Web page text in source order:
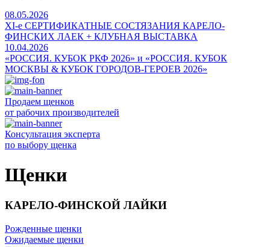
08.05.2026
ХI-е СЕРТИФИКАТНЫЕ СОСТЯЗАНИЯ КАРЕЛО-
ФИНСКИХ ЛАЕК + КЛУБНАЯ ВЫСТАВКА
10.04.2026
«РОССИЯ. КУБОК РКФ 2026» и «РОССИЯ. КУБОК
МОСКВЫ & КУБОК ГОРОДОВ-ГЕРОЕВ 2026»
Продаем щенков
от рабочих производителей
Консультация эксперта
по выбору щенка
Щенки
КАРЕЛО-ФИНСКОЙ ЛАЙКИ
Рожденные щенки
Ожидаемые щенки